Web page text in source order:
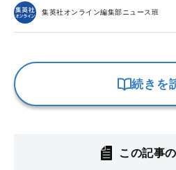
集英社オンライン編集部ニュース班
続きを
この記事